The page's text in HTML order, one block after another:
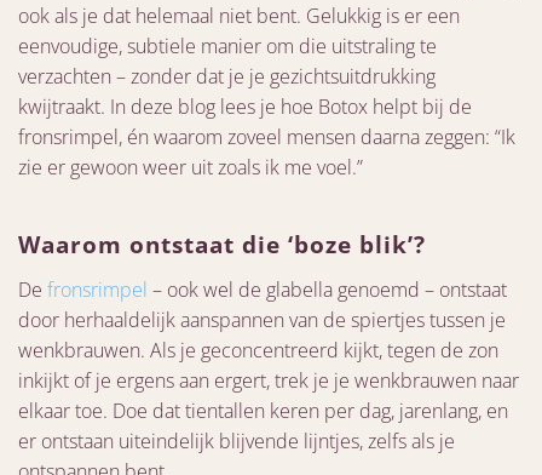
ook als je dat helemaal niet bent. Gelukkig is er een
eenvoudige, subtiele manier om die uitstraling te
verzachten – zonder dat je je gezichtsuitdrukking
kwijtraakt. In deze blog lees je hoe Botox helpt bij de
fronsrimpel, én waarom zoveel mensen daarna zeggen: “Ik
zie er gewoon weer uit zoals ik me voel.”
Waarom ontstaat die ‘boze blik’?
De fronsrimpel – ook wel de glabella genoemd – ontstaat
door herhaaldelijk aanspannen van de spiertjes tussen je
wenkbrauwen. Als je geconcentreerd kijkt, tegen de zon
inkijkt of je ergens aan ergert, trek je je wenkbrauwen naar
elkaar toe. Doe dat tientallen keren per dag, jarenlang, en
er ontstaan uiteindelijk blijvende lijntjes, zelfs als je